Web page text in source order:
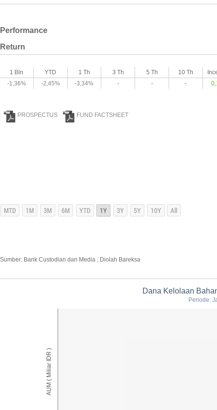
Performance
Return
1 Bln YTD 1 Th 3 Th 5 Th 10 Th
-1,36%
-2,45% -3,34% - - -
PROSPECTUS FUND FACTSHEET
Sumber: Bank Custodian dan Media ; Diolah Bareksa
AUM ( Miliar IDR )
Dana Kelolaan
Periode: